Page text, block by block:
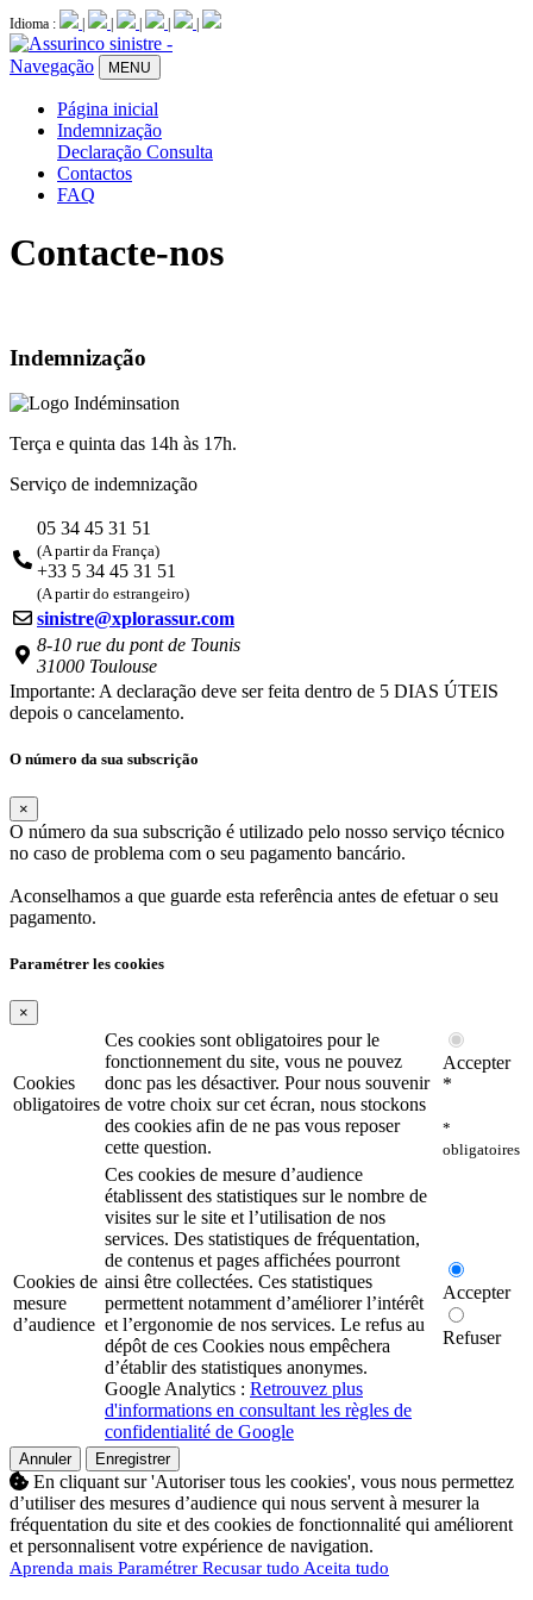
Idioma :
Navegação MENU
Página inicial
Indemnização
Declaração Consulta
Contactos
FAQ
Contacte-nos
Indemnização
Terça e quinta das 14h às 17h.
Serviço de indemnização
05 34 45 31 51
(A partir da França)
+33 5 34 45 31 51
(A partir do estrangeiro)
sinistre@xplorassur.com
8-10 rue du pont de Tounis
31000 Toulouse
Importante: A declaração deve ser feita dentro de 5 DIAS ÚTEIS
depois o cancelamento.
O número da sua subscrição
×
O número da sua subscrição é utilizado pelo nosso serviço técnico
no caso de problema com o seu pagamento bancário.
Aconselhamos a que guarde esta referência antes de efetuar o seu
pagamento.
Paramétrer les cookies
×
Cookies
obligatoires
Ces cookies sont obligatoires pour le
fonctionnement du site, vous ne pouvez
donc pas les désactiver. Pour nous souvenir
de votre choix sur cet écran, nous stockons
des cookies afin de ne pas vous reposer
cette question.
Accepter
*
*
obligatoires
Cookies de
mesure
d’audience
Ces cookies de mesure d’audience
établissent des statistiques sur le nombre de
visites sur le site et l’utilisation de nos
services. Des statistiques de fréquentation,
de contenus et pages affichées pourront
ainsi être collectées. Ces statistiques
permettent notamment d’améliorer l’intérêt
et l’ergonomie de nos services. Le refus au
dépôt de ces Cookies nous empêchera
d’établir des statistiques anonymes.
Google Analytics : Retrouvez plus
d'informations en consultant les règles de
confidentialité de Google
Accepter
Refuser
Annuler Enregistrer
En cliquant sur 'Autoriser tous les cookies', vous nous permettez
d’utiliser des mesures d’audience qui nous servent à mesurer la
fréquentation du site et des cookies de fonctionnalité qui améliorent
et personnalisent votre expérience de navigation.
Aprenda mais Paramétrer Recusar tudo Aceita tudo